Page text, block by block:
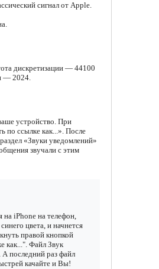
сигнал от Apple.
дискретизации — 44100
— 2024.
устройство. При
по ссылке как...». После
«Звуки уведомлений»
звучали с этим
на iPhone на телефон,
цвета, и начнется
правой кнопкой
как...". Файл Звук
А последний раз файл
качайте и Вы!